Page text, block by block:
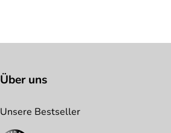
Über uns
Unsere Bestseller